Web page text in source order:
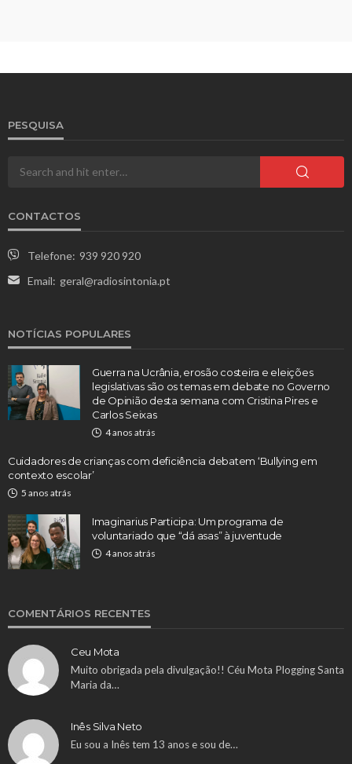
PESQUISA
CONTACTOS
Telefone: 939 920 920
Email: geral@radiosintonia.pt
NOTÍCIAS POPULARES
Guerra na Ucrânia, erosão costeira e eleições
legislativas são os temas em debate no Governo
de Opinião desta semana com Cristina Pires e
Carlos Seixas
4 anos atrás
Cuidadores de crianças com deficiência debatem ‘Bullying em
contexto escolar’
5 anos atrás
Imaginarius Participa: Um programa de
voluntariado que “dá asas” à juventude
4 anos atrás
COMENTÁRIOS RECENTES
Ceu Mota
Muito obrigada pela divulgação!! Céu Mota Plogging Santa
Maria da…
Inês Silva Neto
Eu sou a Inês tem 13 anos e sou de…